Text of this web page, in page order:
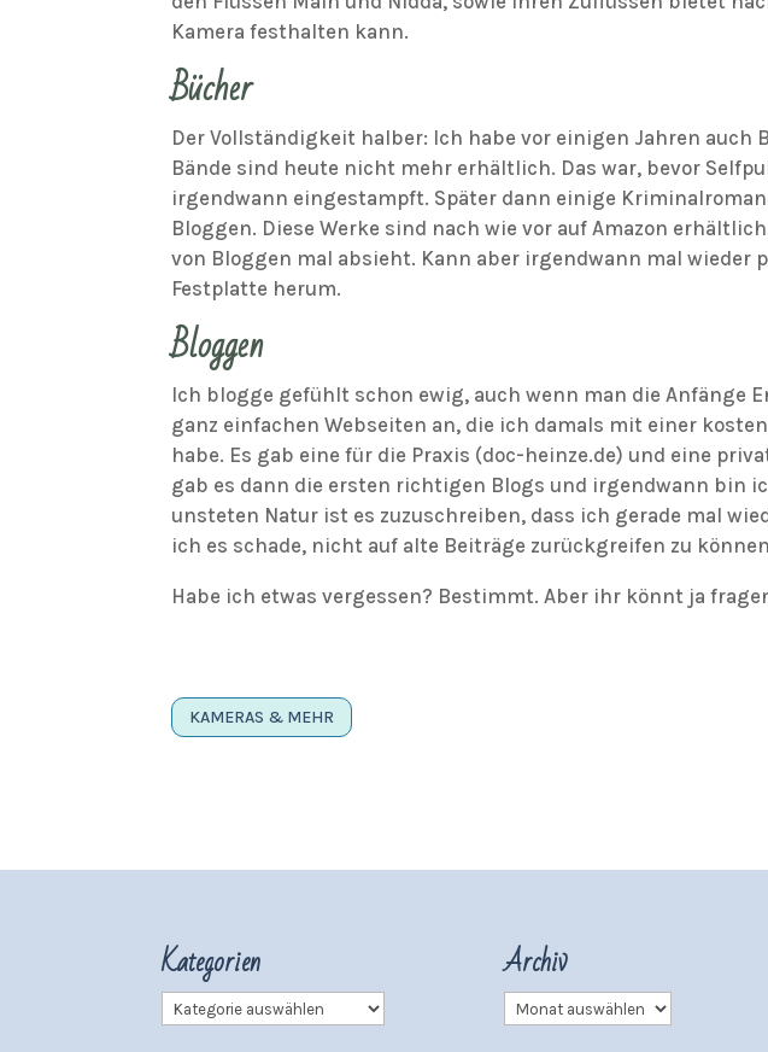
Kamera festhalten kann.
Bücher
Der Vollständigkeit halber: Ich habe vor einigen Jahren auch
Bände sind heute nicht mehr erhältlich. Das war, bevor
irgendwann eingestampft. Später dann einige
Bloggen. Diese Werke sind nach wie vor auf Amazon
von Bloggen mal absieht. Kann aber irgendwann mal wieder
Festplatte herum.
Bloggen
Ich blogge gefühlt schon ewig, auch wenn man die Anfänge
ganz einfachen Webseiten an, die ich damals mit einer
habe. Es gab eine für die Praxis (doc-heinze.de) und eine
gab es dann die ersten richtigen Blogs und irgendwann bin
unsteten Natur ist es zuzuschreiben, dass ich gerade mal
ich es schade, nicht auf alte Beiträge zurückgreifen zu
Habe ich etwas vergessen? Bestimmt. Aber ihr könnt ja
KAMERAS & MEHR
Kategorien
Kategorien
Archiv
Archiv